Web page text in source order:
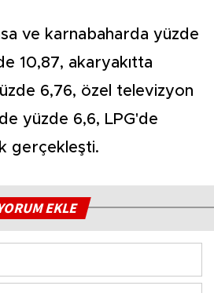
ve karnabaharda yüzde
10,87, akaryakıtta
6,76, özel televizyon
yüzde 6,6, LPG'de
gerçekleşti.
EKLE